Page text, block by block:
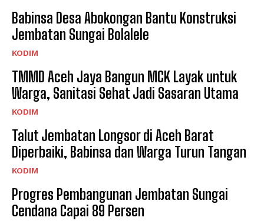
Babinsa Desa Abokongan Bantu Konstruksi
Jembatan Sungai Bolalele
KODIM
TMMD Aceh Jaya Bangun MCK Layak untuk
Warga, Sanitasi Sehat Jadi Sasaran Utama
KODIM
Talut Jembatan Longsor di Aceh Barat
Diperbaiki, Babinsa dan Warga Turun Tangan
KODIM
Progres Pembangunan Jembatan Sungai
Cendana Capai 89 Persen